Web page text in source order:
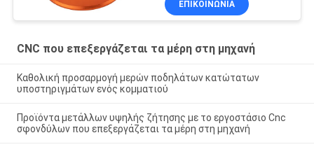
ΕΠΙΚΟΙΝΩΝΊΑ
CNC που επεξεργάζεται τα μέρη στη μηχανή
Καθολική προσαρμογή μερών ποδηλάτων κατώτατων
υποστηριγμάτων ενός κομματιού
Προϊόντα μετάλλων υψηλής ζήτησης με το εργοστάσιο Cnc
σφονδύλων που επεξεργάζεται τα μέρη στη μηχανή